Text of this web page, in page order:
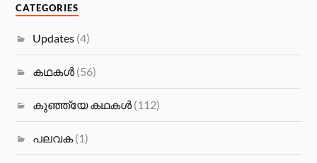
CATEGORIES
Updates (4)
കഥകള്‍ (56)
കുഞ്ഞ്യേ കഥകള്‍ (112)
പലവക(1)